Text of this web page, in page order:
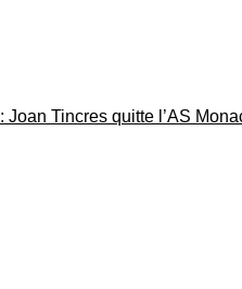
Joan Tincres quitte l’AS